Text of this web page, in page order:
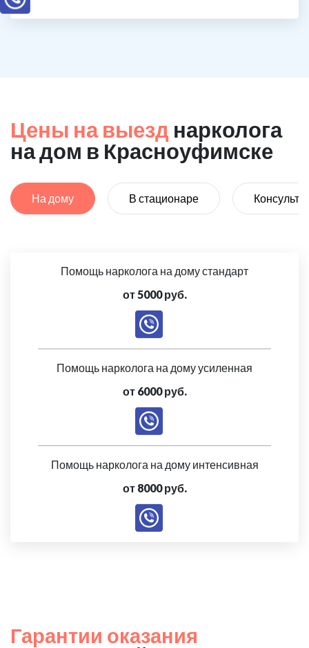
Цены на выезд нарколога
на дом в Красноуфимске
На дому В стационаре
Помощь нарколога на дому стандарт
от 5000 руб.
Помощь нарколога на дому усиленная
от 6000 руб.
Помощь нарколога на дому интенсивная
от 8000 руб.
Гарантии оказания